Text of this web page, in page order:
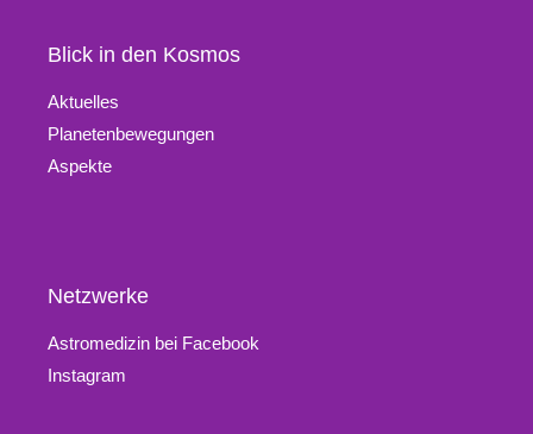
Blick in den Kosmos
Aktuelles
Planetenbewegungen
Aspekte
Netzwerke
Astromedizin bei Facebook
Instagram